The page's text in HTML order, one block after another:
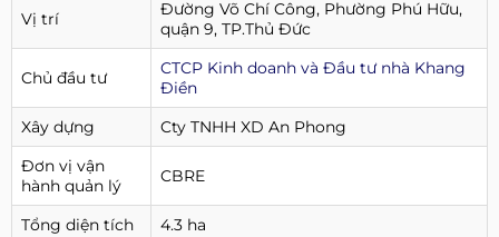
Vị trí
Đường Võ Chí Công, Phường Phú Hữu,
quận 9, TP.Thủ Đức
Chủ đầu tư
CTCP Kinh doanh và Đầu tư nhà Khang
Điền
Xây dựng
Cty TNHH XD An Phong
Đơn vị vận
hành quản lý
CBRE
Tổng diện tích
4.3 ha